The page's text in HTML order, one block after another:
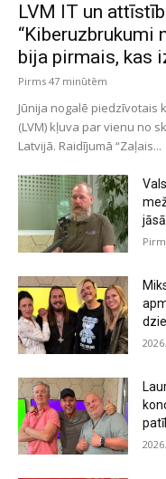
LVM IT un
“Kiberuzbrukumi
bija pirmais, kas
Pirms 47 minūtēm
Jūnija nogalē piedzīvotais
(LVM) kļuva par vienu no
Latvijā. Raidījumā “Zaļais...